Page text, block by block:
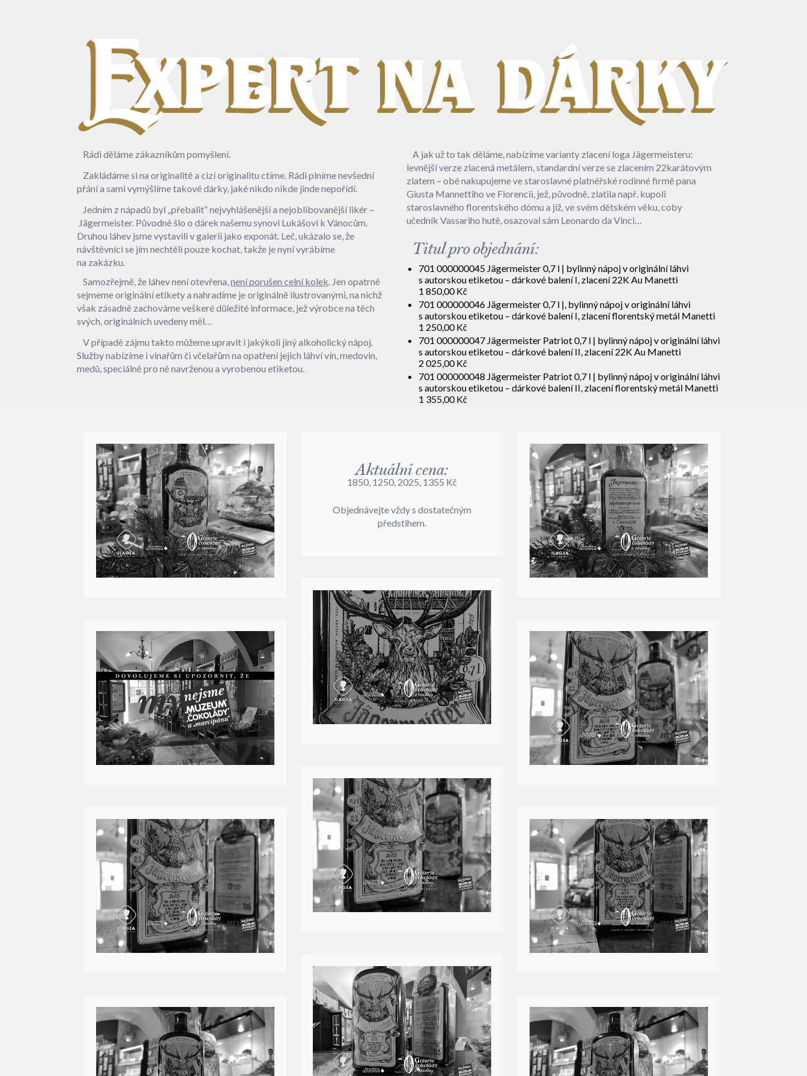
JÄGERMEISTER
INVESTIČNÍ
PROVEDENÍ ADJUSTACE ZNÁMÉHO BYLINNÉHO LIKÉRU
Rádi děláme zákazníkům pomyšlení.
Zakládáme si na originalitě a cizí originalitu ctíme. Rádi plníme nevšední
přání a sami vymýšlíme takové dárky, jaké nikdo nikde jinde nepořídí.
Jedním z nápadů byl „přebalit“ nejvyhlášenější a nejoblibovanější likér –
Jägermeister. Původně šlo o dárek našemu synovi Lukášovi k Vánocům.
Druhou láhev jsme vystavili v galerii jako exponát. Leč, ukázalo se, že
návštěvníci se jím nechtěli pouze kochat, takže je nyní vyrábíme
na zakázku.
Samozřejmě, že láhev není otevřena,není porušen celní kolek. Jen opatrně
sejmeme originální etikety a nahradíme je originálně ilustrovanými, na nichž
však zásadně zachováme veškeré důležité informace, jež výrobce na těch
svých, originálních uvedeny měl…
V případě zájmu takto můžeme upravit i jakýkoli jiný alkoholický nápoj.
Služby nabízíme i vinařům či včelařům na opatření jejich láhví vín, medovin,
medů, speciálně pro ně navrženou a vyrobenou etiketou.
A jak už to tak děláme, nabízíme varianty zlacení loga Jägermeisteru:
levnější verze zlacená metálem, standardní verze se zlacením 22karátovým
zlatem – obé nakupujeme ve staroslavné platnéřské rodinné firmě pana
Giusta Mannettiho ve Florencii, jež, původně, zlatila např. kupoli
staroslavného florentského dómu a již, ve svém dětském věku, coby
učedník Vassariho hutě, osazoval sám Leonardo da Vinci…
Titul pro objednání:
701 000000045 Jägermeister 0,7 l | bylinný nápoj v originální láhvi
s autorskou etiketou – dárkové balení I, zlacení 22K Au Manetti
1 850,00 Kč
701 000000046 Jägermeister 0,7 l |, bylinný nápoj v originální láhvi
s autorskou etiketou – dárkové balení I, zlacení florentský metál Manetti
1 250,00 Kč
701 000000047 Jägermeister Patriot 0,7 l | bylinný nápoj v originální láhvi
s autorskou etiketou – dárkové balení II, zlacení 22K Au Manetti
2 025,00 Kč
701 000000048 Jägermeister Patriot 0,7 l | bylinný nápoj v originální láhvi
s autorskou etiketou – dárkové balení II, zlacení florentský metál Manetti
1 355,00 Kč
Aktuální cena:
1850, 1250, 2025, 1355 Kč
Objednávejte vždy s dostatečným
předstihem.